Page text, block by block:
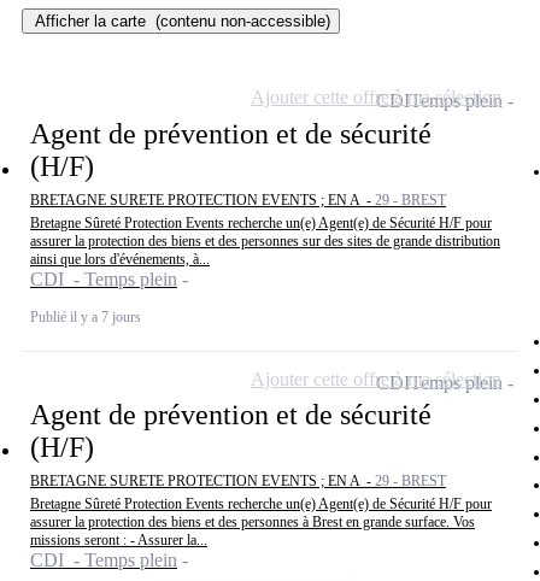
Afficher la carte (contenu non-accessible)
Agent de prévention et de sécurité
(H/F)
BRETAGNE SURETE PROTECTION EVENTS ; EN A - 29 - BREST
Bretagne Sûreté Protection Events recherche un(e) Agent(e) de Sécurité H/F pour
assurer la protection des biens et des personnes sur des sites de grande distribution
ainsi que lors d'événements, à...
CDI - Temps plein
Publié il y a 7 jours
CDITemps plein
Ajouter cette offre à ma sélection
Agent de prévention et de sécurité
(H/F)
BRETAGNE SURETE PROTECTION EVENTS ; EN A - 29 - BREST
Bretagne Sûreté Protection Events recherche un(e) Agent(e) de Sécurité H/F pour
assurer la protection des biens et des personnes à Brest en grande surface. Vos
missions seront : - Assurer la...
CDI - Temps plein
CDITemps plein
Ajouter cette offre à ma sélection